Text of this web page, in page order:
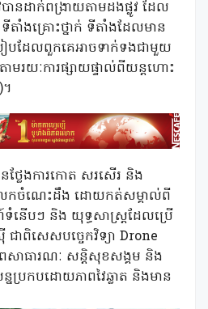
នដាក់ពង្រាយតាមដងផ្លូវ ដែល
តាំងគ្រោះថ្នាក់ ទីតាំងដែលមាន
ៀបដែលពួកគេអាចទាក់ទងជាមួយ
រយៈការផ្សាយផ្ទាល់ពីយន្តហោះ
ថ្លែងការកោត សរសើរ និង
ែកចំណេះដឹង ដោយកត់សម្គាល់ពី
ើបៗ និង យុទ្ធសាស្ត្រដែលប្រើ
ពិសេសបច្ចេកវិទ្យា Drone
ពសាធារណៈ សន្តិសុខសង្គម និង
នប្រកបដោយភាពវៃឆ្លាត និងមាន